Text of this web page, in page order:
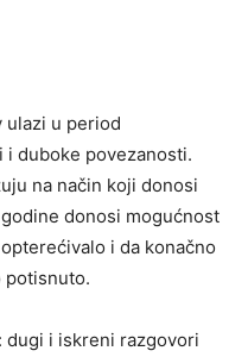
ulazi u period
duboke povezanosti.
na način koji donosi
donosi mogućnost
i da konačno
potisnuto.
dugi i iskreni razgovori